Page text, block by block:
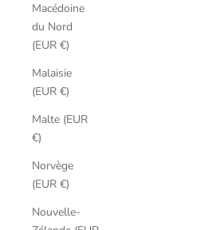
Macédoine
du Nord
(EUR €)
Malaisie
(EUR €)
Malte (EUR
€)
Norvège
(EUR €)
Nouvelle-